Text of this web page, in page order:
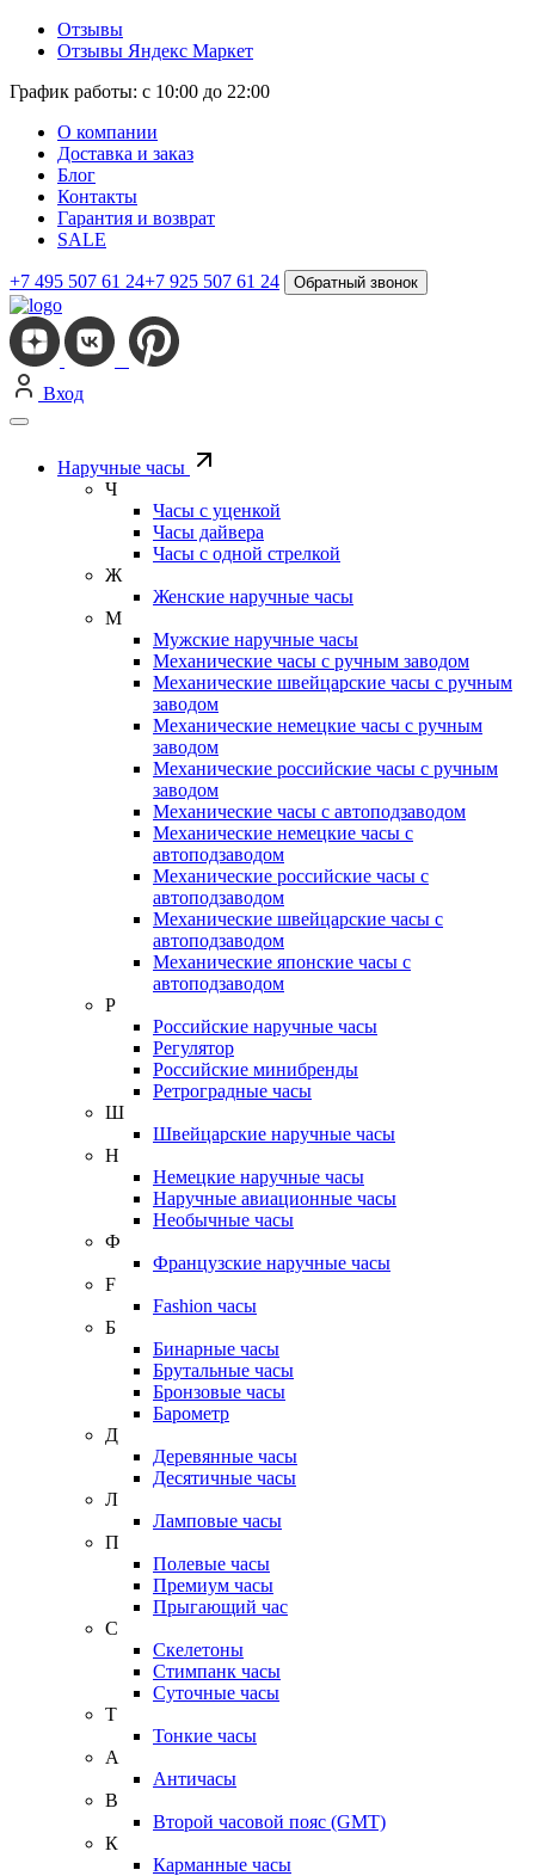
Отзывы
Отзывы Яндекс Маркет
График работы: с 10:00 до 22:00
О компании
Доставка и заказ
Блог
Контакты
Гарантия и возврат
SALE
+7 495 507 61 24+7 925 507 61 24 Обратный звонок
Вход
Наручные часы
Ч
Часы с уценкой
Часы дайвера
Часы с одной стрелкой
Ж
Женские наручные часы
М
Мужские наручные часы
Механические часы с ручным заводом
Механические швейцарские часы с ручным
заводом
Механические немецкие часы с ручным
заводом
Механические российские часы с ручным
заводом
Механические часы с автоподзаводом
Механические немецкие часы с
автоподзаводом
Механические российские часы с
автоподзаводом
Механические швейцарские часы с
автоподзаводом
Механические японские часы с
автоподзаводом
Р
Российские наручные часы
Регулятор
Российские минибренды
Ретроградные часы
Ш
Швейцарские наручные часы
Н
Немецкие наручные часы
Наручные авиационные часы
Необычные часы
Ф
Французские наручные часы
F
Fashion часы
Б
Бинарные часы
Брутальные часы
Бронзовые часы
Барометр
Д
Деревянные часы
Десятичные часы
Л
Ламповые часы
П
Полевые часы
Премиум часы
Прыгающий час
С
Скелетоны
Стимпанк часы
Суточные часы
Т
Тонкие часы
А
Античасы
В
Второй часовой пояс (GMT)
К
Карманные часы